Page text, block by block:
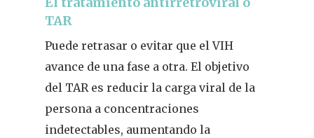
TAR
Puede retrasar o evitar que el VIH
avance de una fase a otra. El objetivo
del TAR es reducir la carga viral de la
persona a concentraciones
indetectables, aumentando la